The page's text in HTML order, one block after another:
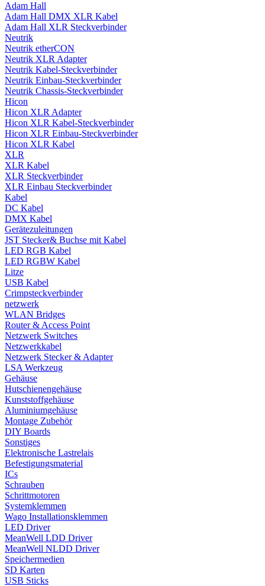
Adam Hall
Adam Hall DMX XLR Kabel
Adam Hall XLR Steckverbinder
Neutrik
Neutrik etherCON
Neutrik XLR Adapter
Neutrik Kabel-Steckverbinder
Neutrik Einbau-Steckverbinder
Neutrik Chassis-Steckverbinder
Hicon
Hicon XLR Adapter
Hicon XLR Kabel-Steckverbinder
Hicon XLR Einbau-Steckverbinder
Hicon XLR Kabel
XLR
XLR Kabel
XLR Steckverbinder
XLR Einbau Steckverbinder
Kabel
DC Kabel
DMX Kabel
Gerätezuleitungen
JST Stecker& Buchse mit Kabel
LED RGB Kabel
LED RGBW Kabel
Litze
USB Kabel
Crimpsteckverbinder
netzwerk
WLAN Bridges
Router & Access Point
Netzwerk Switches
Netzwerkkabel
Netzwerk Stecker & Adapter
LSA Werkzeug
Gehäuse
Hutschienengehäuse
Kunststoffgehäuse
Aluminiumgehäuse
Montage Zubehör
DIY Boards
Sonstiges
Elektronische Lastrelais
Befestigungsmaterial
ICs
Schrauben
Schrittmotoren
Systemklemmen
Wago Installationsklemmen
LED Driver
MeanWell LDD Driver
MeanWell NLDD Driver
Speichermedien
SD Karten
USB Sticks